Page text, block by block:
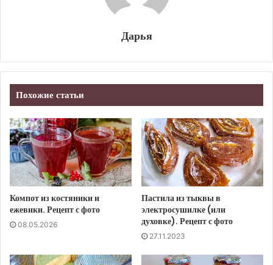
Дарья
Похожие статьи
Компот из костяники и
ежевики. Рецепт с фото
08.05.2026
Пастила из тыквы в
электросушилке (или
духовке). Рецепт с фото
27.11.2023